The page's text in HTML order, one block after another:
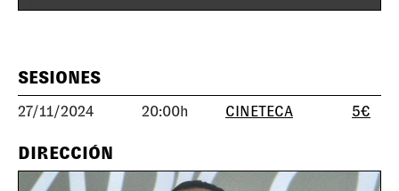
SESIONES
27/11/2024 20:00h CINETECA 5€
DIRECCIÓN